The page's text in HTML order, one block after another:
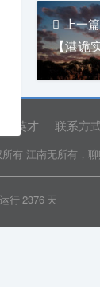
上一篇
【港诡
诚聘英才 联系方
有 江南无所有，聊
行2376 天